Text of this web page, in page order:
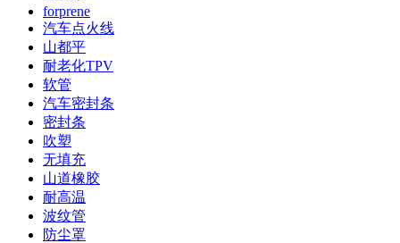
forprene
汽车点火线
山都平
耐老化TPV
软管
汽车密封条
密封条
吹塑
无填充
山道橡胶
耐高温
波纹管
防尘罩